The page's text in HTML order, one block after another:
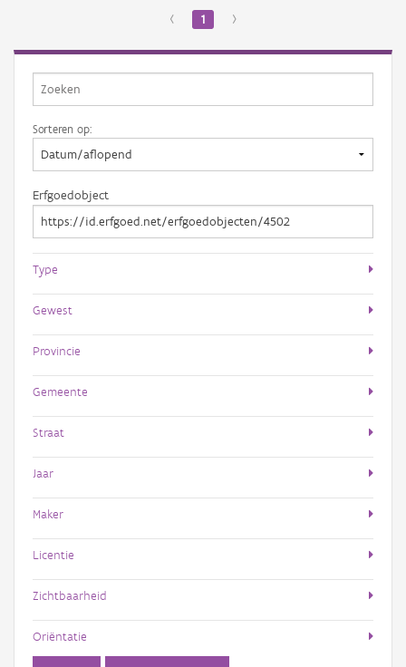
‹ 1 ›
Sorteren op:
Erfgoedobject
Type
Gewest
Provincie
Gemeente
Straat
Jaar
Maker
Licentie
Zichtbaarheid
Oriëntatie